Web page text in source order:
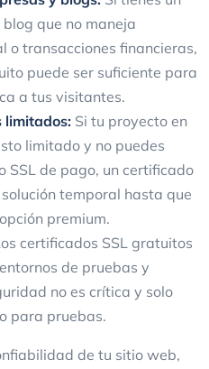
que no maneja
o transacciones financieras,
puede ser suficiente para
a tus visitantes.
limitados: Si tu proyecto en
limitado y no puedes
SSL de pago, un certificado
temporal hasta que
premium.
certificados SSL gratuitos
de pruebas y
no es crítica y solo
para pruebas.
de tu sitio web,